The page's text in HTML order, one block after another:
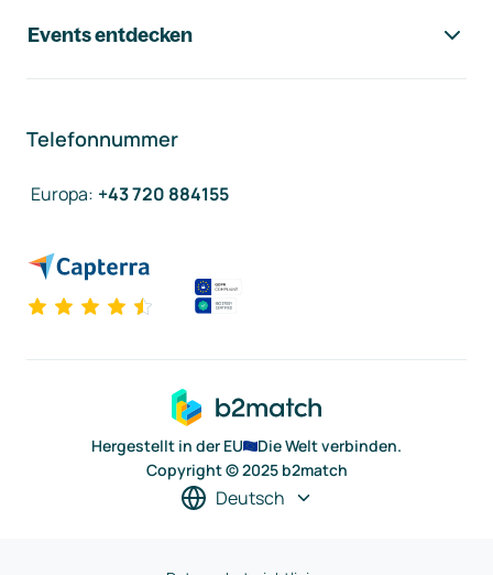
Events entdecken
Telefonnummer
Europa: +43 720 884155
Hergestellt in der EU
Die Welt verbinden.
Copyright © 2025 b2match
Deutsch